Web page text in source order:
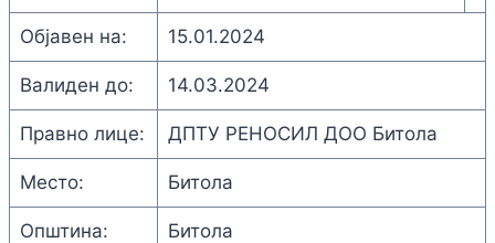
Објавен на: 15.01.2024
Валиден до: 14.03.2024
Правно лице: ДПТУ РЕНОСИЛ ДОО Битола
Место: Битола
Општина: Битола